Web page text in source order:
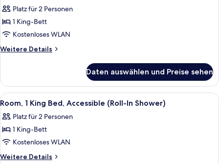
für
Room,
1
King
Platz für 2 Personen
1 King-Bett
Kostenloses WLAN
Weitere Details
Weitere
1
King
Bed
Daten auswählen und Preise sehen
Alle
Fotos
für
Room,
1
King
Ein Hotelzimmer mit Bett,
5
Room, 1 King Bed, Accessible (Roll-In Shower)
Platz für 2 Personen
1 King-Bett
Kostenloses WLAN
Weitere Details
Weitere